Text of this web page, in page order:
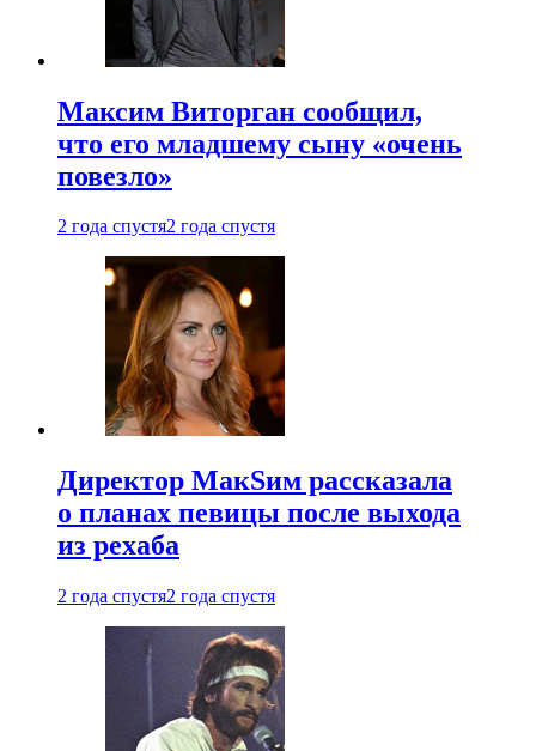
Максим Виторган сообщил,
что его младшему сыну «очень
повезло»
2 года спустя2 года спустя
Директор МакSим рассказала
о планах певицы после выхода
из рехаба
2 года спустя2 года спустя